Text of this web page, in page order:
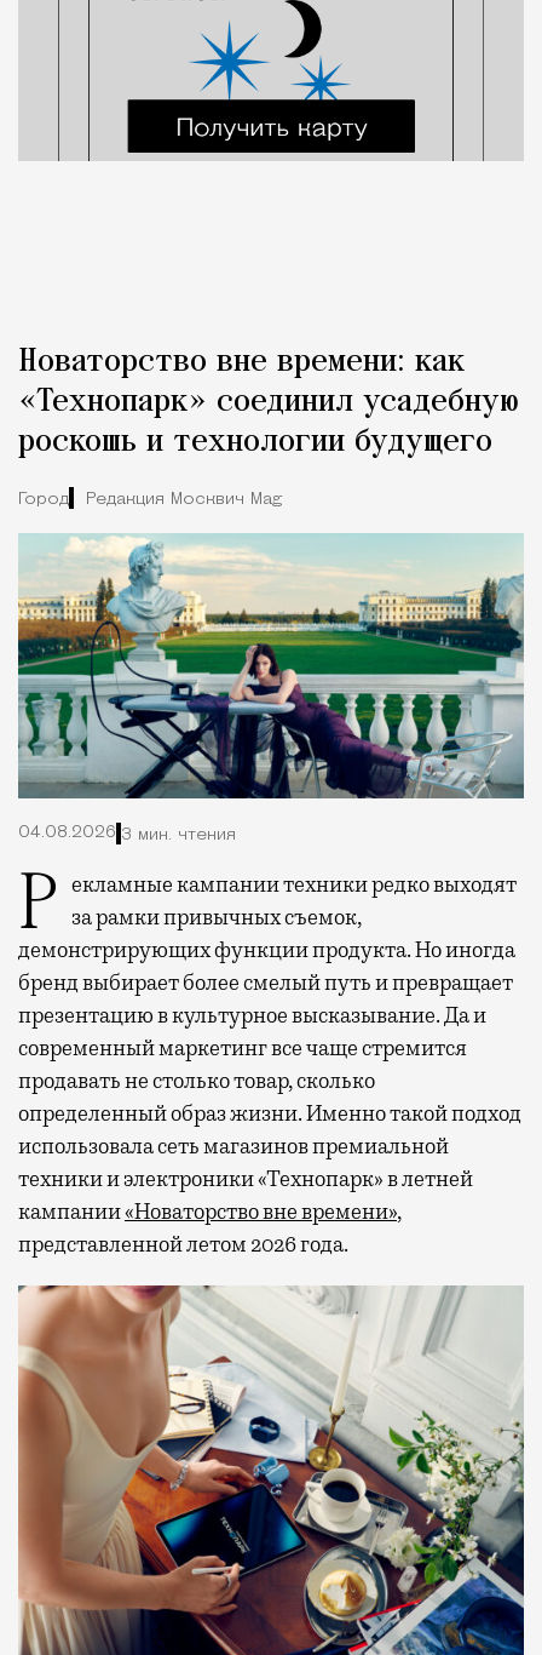
Новаторство вне времени: как
«Технопарк» соединил усадебную
роскошь и технологии будущего
Город Редакция Москвич Mag
04.08.2026 3 мин. чтения
Рекламные кампании техники редко выходят
за рамки привычных съемок,
демонстрирующих функции продукта. Но иногда
бренд выбирает более смелый путь и превращает
презентацию в культурное высказывание. Да и
современный маркетинг все чаще стремится
продавать не столько товар, сколько
определенный образ жизни. Именно такой подход
использовала сеть магазинов премиальной
техники и электроники «Технопарк» в летней
кампании«Новаторство вне времени»,
представленной летом 2026 года.